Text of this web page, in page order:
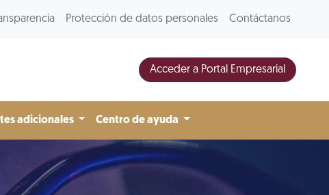
Protección de datos personales Contáctanos
Acceder a Portal Empresarial
adicionales Centro de ayuda